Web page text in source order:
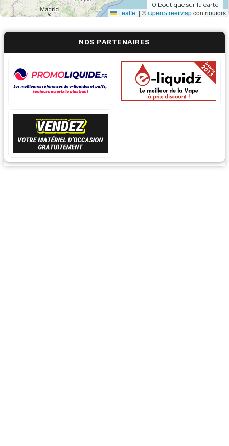
Leaflet | ©OpenStreetMapcontributors
0 boutique sur la carte
NOS PARTENAIRES